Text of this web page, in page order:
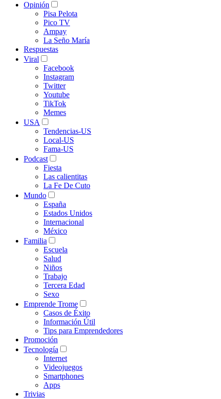
Opinión
Pisa Pelota
Pico TV
Ampay
La Seño María
Respuestas
Viral
Facebook
Instagram
Twitter
Youtube
TikTok
Memes
USA
Tendencias-US
Local-US
Fama-US
Podcast
Fiesta
Las calientitas
La Fe De Cuto
Mundo
España
Estados Unidos
Internacional
México
Familia
Escuela
Salud
Niños
Trabajo
Tercera Edad
Sexo
Emprende Trome
Casos de Éxito
Información Útil
Tips para Emprendedores
Promoción
Tecnología
Internet
Videojuegos
Smartphones
Apps
Trivias